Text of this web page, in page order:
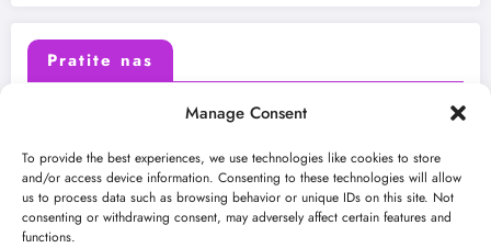
Manage Consent
To provide the best experiences, we use technologies like cookies to store
and/or access device information. Consenting to these technologies will allow
us to process data such as browsing behavior or unique IDs on this site. Not
consenting or withdrawing consent, may adversely affect certain features and
functions.
Pratite nas
Instagram Youtube